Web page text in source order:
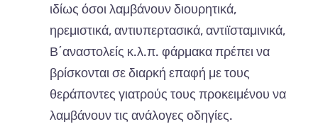
ιδίως όσοι λαμβάνουν διουρητικά,
ηρεμιστικά, αντιυπερτασικά, αντιϊσταμινικά,
Β΄αναστολείς κ.λ.π. φάρμακα πρέπει να
βρίσκονται σε διαρκή επαφή με τους
θεράποντες γιατρούς τους προκειμένου να
λαμβάνουν τις ανάλογες οδηγίες.